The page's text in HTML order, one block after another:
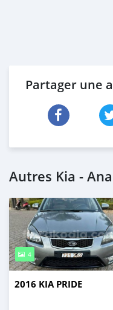
Partager une
Autres Kia -
4
2016 KIA PRIDE